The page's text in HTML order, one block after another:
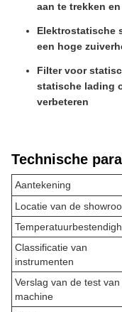
aan te trekken
Elektrostatische
een hoge
Filter voor
statische lading
verbeteren
Technische
Aantekening
Locatie van de
Classificatie van
instrumenten
Verslag van de test van
machine